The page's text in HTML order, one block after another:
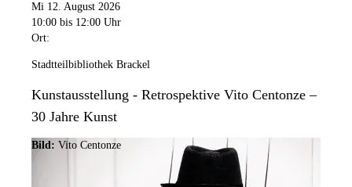
Mi 12. August 2026
10:00 bis 12:00 Uhr
Ort:
Stadtteilbibliothek Brackel
Kunstausstellung - Retrospektive Vito Centonze –
30 Jahre Kunst
Bild: Vito Centonze